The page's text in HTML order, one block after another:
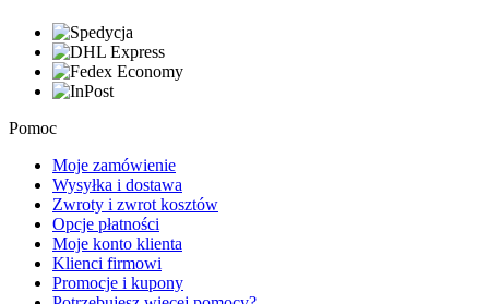
Pomoc
Moje zamówienie
Wysyłka i dostawa
Zwroty i zwrot kosztów
Opcje płatności
Moje konto klienta
Klienci firmowi
Promocje i kupony